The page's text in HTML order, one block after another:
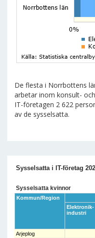
De flesta i Norrbottens
arbetar inom konsult-
IT-företagen 2 622
av de sysselsatta.
Sysselsatta i IT-företag
Sysselsatta kvinnor
Kommun/Region
Elektronik-
industri
Arjeplog